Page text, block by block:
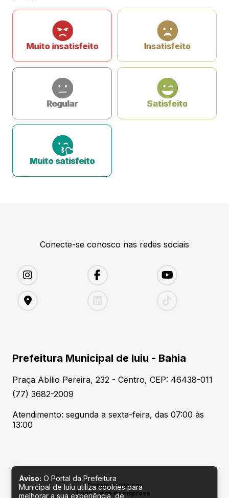
Muito insatisfeito Insatisfeito
Regular Satisfeito
Muito satisfeito
Conecte-se conosco nas redes sociais
Prefeitura Municipal de Iuiu - Bahia
Praça Abílio Pereira, 232 - Centro, CEP: 46438-011
(77) 3682-2009
Atendimento: segunda a sexta-feira, das 07:00 às
13:00
Desenvolvido por
Aviso: O Portal da Prefeitura
Municipal de Iuiu utiliza cookies para
melhorar a sua experiência, de